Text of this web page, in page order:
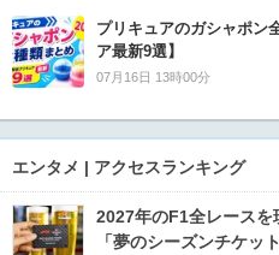
プリキュアのガシャポン
ア最新9選】
07月16日 13時00分
エンタメ | アクセスランキング
2027年のF1全レースを
「夢のシーズンチケッ